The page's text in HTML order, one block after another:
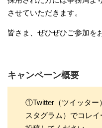
させていただきます。
皆さま、ぜひぜひご参加を
キャンペーン概要
①Twitter（ツイッター
スタグラム）でコレ